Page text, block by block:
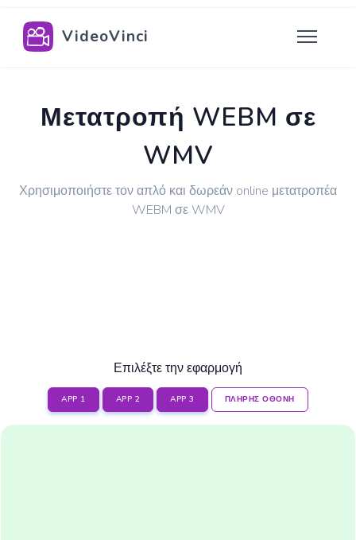
VideoVinci
Μετατροπή WEBM σε
WMV
Χρησιμοποιήστε τον απλό και δωρεάν online μετατροπέα
WEBM σε WMV
Επιλέξτε την εφαρμογή
APP 1 APP 2 APP 3 ΠΛΗΡΗΣ ΟΘΟΝΗ